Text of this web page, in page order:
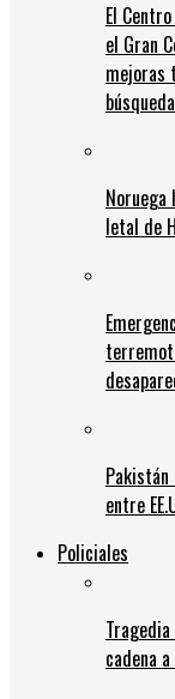
El
el Gran
mejoras
letal de
entre
Policiales
cadena